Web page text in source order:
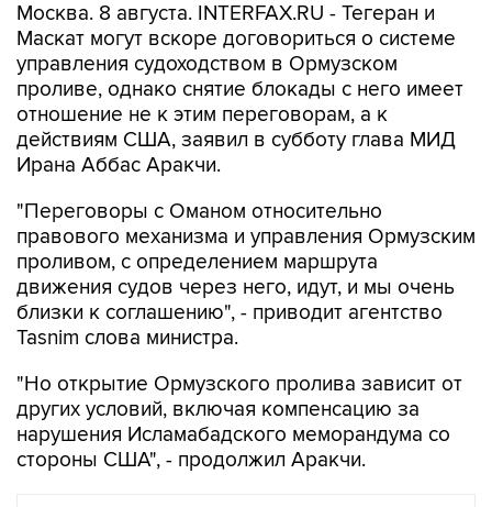
Москва. 8 августа. INTERFAX.RU - Тегеран и
Маскат могут вскоре договориться о системе
управления судоходством в Ормузском
проливе, однако снятие блокады с него имеет
отношение не к этим переговорам, а к
действиям США, заявил в субботу глава МИД
Ирана Аббас Аракчи.
"Переговоры с Оманом относительно
правового механизма и управления Ормузским
проливом, с определением маршрута
движения судов через него, идут, и мы очень
близки к соглашению", - приводит агентство
Tasnim слова министра.
"Но открытие Ормузского пролива зависит от
других условий, включая компенсацию за
нарушения Исламабадского меморандума со
стороны США", - продолжил Аракчи.